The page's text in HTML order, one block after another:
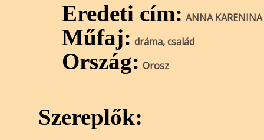
Eredeti cím: ANNA KARENINA
Műfaj: dráma, család
Ország: Orosz
Szereplők: